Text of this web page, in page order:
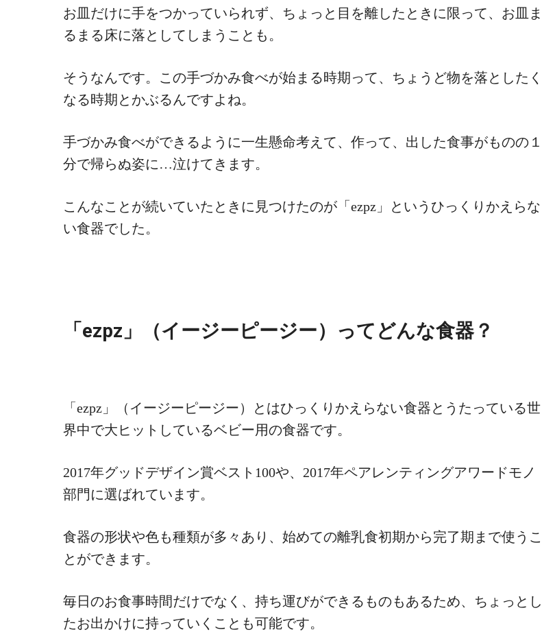
お皿だけに手をつかっていられず、ちょっと目を離したときに限って、お皿ま
るまる床に落としてしまうことも。
そうなんです。この手づかみ食べが始まる時期って、ちょうど物を落としたく
なる時期とかぶるんですよね。
手づかみ食べができるように一生懸命考えて、作って、出した食事がものの１
分で帰らぬ姿に…泣けてきます。
こんなことが続いていたときに見つけたのが「ezpz」というひっくりかえらな
い食器でした。
「ezpz」（イージーピージー）ってどんな食器？
「ezpz」（イージーピージー）とはひっくりかえらない食器とうたっている世
界中で大ヒットしているベビー用の食器です。
2017年グッドデザイン賞ベスト100や、2017年ペアレンティングアワードモノ
部門に選ばれています。
食器の形状や色も種類が多々あり、始めての離乳食初期から完了期まで使うこ
とができます。
毎日のお食事時間だけでなく、持ち運びができるものもあるため、ちょっとし
たお出かけに持っていくことも可能です。